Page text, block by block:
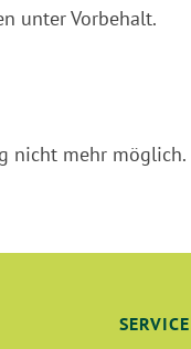
unter Vorbehalt.
nicht mehr möglich.
SERVICE